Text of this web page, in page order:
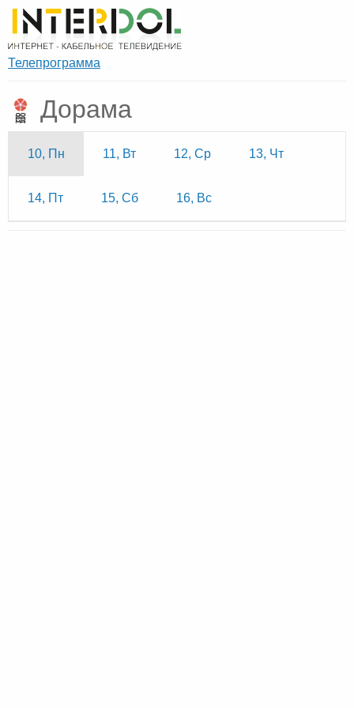
Телепрограмма
Дорама
10, Пн 11, Вт 12, Ср 13, Чт
14, Пт 15, Сб 16, Вс